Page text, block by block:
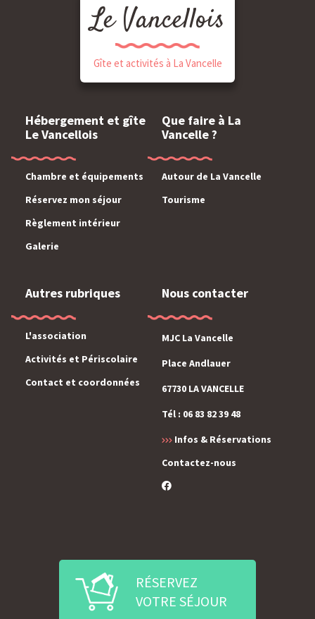
Le Vancellois
Gîte et activités à La Vancelle
Hébergement et gîte
Le Vancellois
Chambre et équipements
Réservez mon séjour
Règlement intérieur
Galerie
Que faire à La
Vancelle ?
Autour de La Vancelle
Tourisme
Autres rubriques
L'association
Activités et Périscolaire
Contact et coordonnées
Nous contacter
MJC La Vancelle
Place Andlauer
67730 LA VANCELLE
Tél : 06 83 82 39 48
Infos & Réservations
Contactez-nous
RÉSERVEZ
VOTRE SÉJOUR